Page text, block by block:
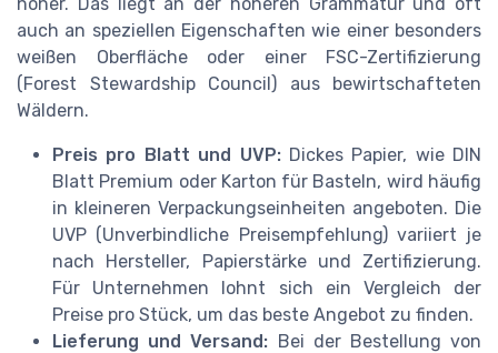
auch an speziellen Eigenschaften wie einer besonders
weißen Oberfläche oder einer FSC-Zertifizierung
(Forest Stewardship Council) aus bewirtschafteten
Wäldern.
Preis pro Blatt und UVP:Dickes Papier, wie DIN
Blatt Premium oder Karton für Basteln, wird häufig
in kleineren Verpackungseinheiten angeboten. Die
UVP (Unverbindliche Preisempfehlung) variiert je
nach Hersteller, Papierstärke und Zertifizierung.
Für Unternehmen lohnt sich ein Vergleich der
Preise pro Stück, um das beste Angebot zu finden.
Lieferung und Versand: Bei der Bestellung von